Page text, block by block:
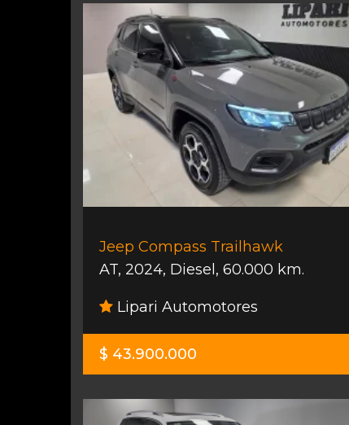
Jeep Compass Trailhawk
AT, 2024, Diesel , 60.000 km.
Lipari Automotores
$ 43.900.000